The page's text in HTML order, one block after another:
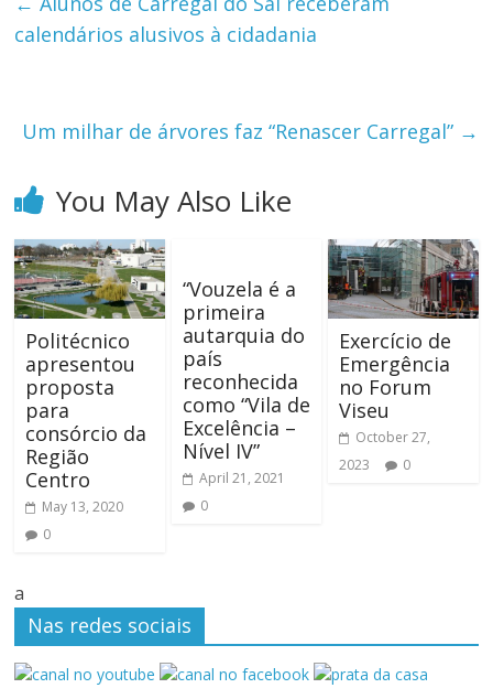
calendários alusivos à cidadania
Um milhar de árvores faz “Renascer Carregal” →
You May Also Like
Politécnico
apresentou
proposta
para
consórcio da
Região
Centro
May 13, 2020
0
“Vouzela é a
primeira
autarquia do
país
reconhecida
como “Vila de
Excelência –
Nível IV”
April 21, 2021
0
Exercício de
Emergência
no Forum
Viseu
October 27,
2023
0
a
Nas redes sociais